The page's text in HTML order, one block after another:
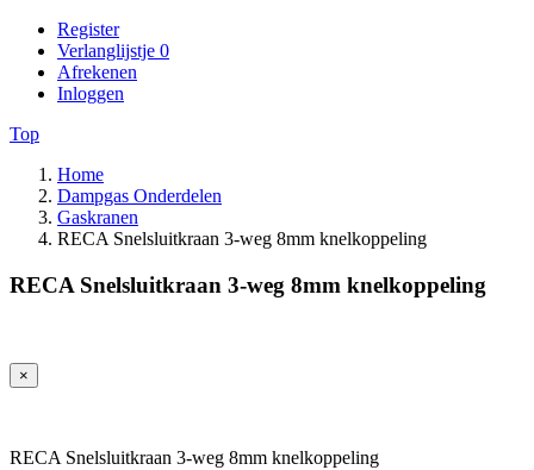
Register
Verlanglijstje 0
Afrekenen
Inloggen
Top
Home
Dampgas Onderdelen
Gaskranen
RECA Snelsluitkraan 3-weg 8mm knelkoppeling
RECA Snelsluitkraan 3-weg 8mm knelkoppeling
×
RECA Snelsluitkraan 3-weg 8mm knelkoppeling